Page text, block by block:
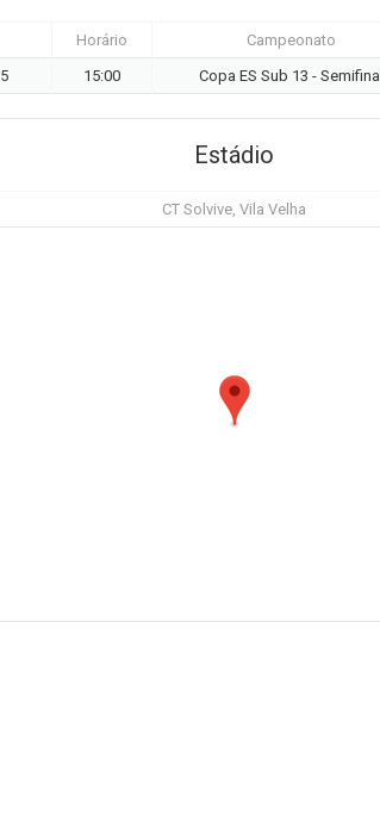
Horário Campeonato
15:00 Copa ES Sub 13 - Semifinal
Estádio
CT Solvive, Vila Velha